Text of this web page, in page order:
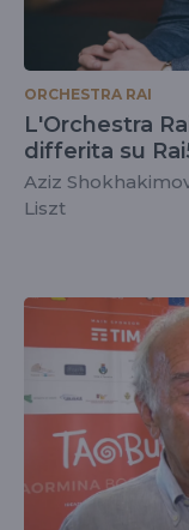
ORCHESTRA RAI
L'Orchestra
differita su
Aziz
Liszt